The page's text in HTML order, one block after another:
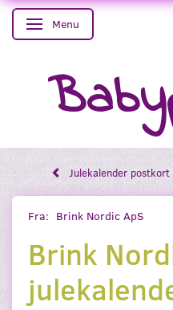
Skifte navigation
Menu
Julekalender postkort
Fra: Brink Nordic ApS
Brink